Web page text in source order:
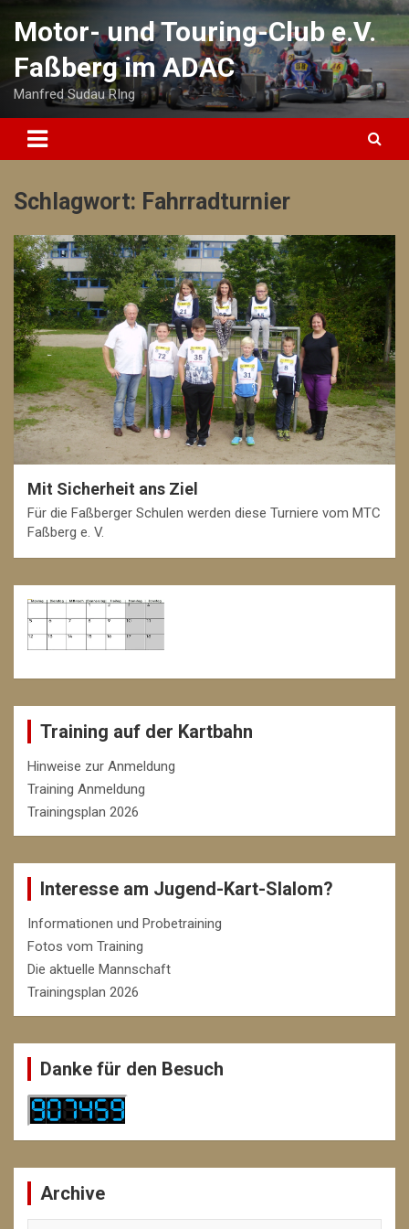
content
Motor- und Touring-Club e.V.
Faßberg im ADAC
Manfred Sudau RIng
Schlagwort: Fahrradturnier
Mit Sicherheit ans Ziel
Für die Faßberger Schulen werden diese Turniere vom MTC
Faßberg e. V.
Training auf der Kartbahn
Hinweise zur Anmeldung
Training Anmeldung
Trainingsplan 2026
Interesse am Jugend-Kart-Slalom?
Informationen und Probetraining
Fotos vom Training
Die aktuelle Mannschaft
Trainingsplan 2026
Danke für den Besuch
Archive